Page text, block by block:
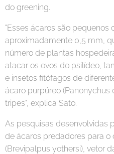
do greening.
"Esses ácaros são pequenos
aproximadamente 0,5 mm,
número de plantas
atacar os ovos do psilídeo,
e insetos fitófagos de
ácaro purpúreo
tripes", explica Sato.
As pesquisas desenvolvidas
de ácaros predadores para
(Brevipalpus yothersi), vetor